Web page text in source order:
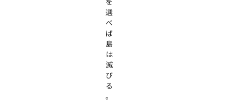
選
べ
ば
島
は
滅
び
る
――。